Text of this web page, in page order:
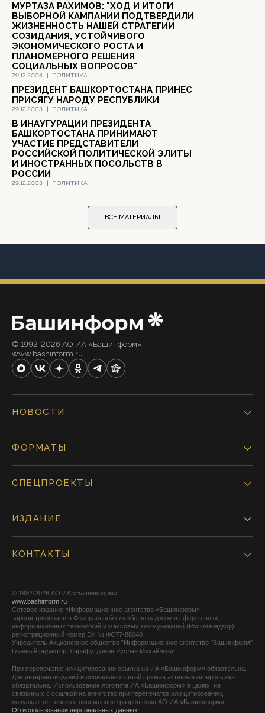
29.12.2003 | ПОЛИТИКА
МУРТАЗА РАХИМОВ: "ХОД И ИТОГИ
ВЫБОРНОЙ КАМПАНИИ ПОДТВЕРДИЛИ
ЖИЗНЕННОСТЬ НАШЕЙ СТРАТЕГИИ
СОЗИДАНИЯ, УСТОЙЧИВОГО
ЭКОНОМИЧЕСКОГО РОСТА И
ПЛАНОМЕРНОГО РЕШЕНИЯ
СОЦИАЛЬНЫХ ВОПРОСОВ"
29.12.2003 | ПОЛИТИКА
ПРЕЗИДЕНТ БАШКОРТОСТАНА ПРИНЕС
ПРИСЯГУ НАРОДУ РЕСПУБЛИКИ
29.12.2003 | ПОЛИТИКА
В ИНАУГУРАЦИИ ПРЕЗИДЕНТА
БАШКОРТОСТАНА ПРИНИМАЮТ
УЧАСТИЕ ПРЕДСТАВИТЕЛИ
РОССИЙСКОЙ ПОЛИТИЧЕСКОЙ ЭЛИТЫ
И ИНОСТРАННЫХ ПОСОЛЬСТВ В
РОССИИ
ВСЕ МАТЕРИАЛЫ
© 1992-2026 АО ИА «Башинформ».
www.bashinform.ru
НОВОСТИ
ФОРМАТЫ
СПЕЦПРОЕКТЫ
ИЗДАНИЕ
КОНТАКТЫ
© 1992-2026 АО ИА «Башинформ».
www.bashinform.ru
Сетевое издание «Информационное агентство «Башинформ»
зарегистрировано в Федеральной службе по надзору в сфере связи,
информационных технологий и массовых коммуникаций (Роскомнадзор),
регистрационный номер Эл № ФС77-88040
Учредитель Акционерное общество "Информационное агентство "Башинформ"
Главный редактор Шарафутдинов Руслан Михайлович
При перепечатке или цитировании ссылка на ИА «Башинформ» обязательна.
Для интернет-изданий и социальных сетей прямая активная гиперссылка
обязательна. Использование логотипа ИА «Башинформ» в целях, не
связанных с ссылкой на агентство при перепечатке или цитировании,
допускается только с письменного разрешения АО ИА «Башинформ».
Об использовании персональных данных